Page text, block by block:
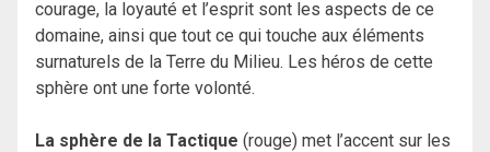
courage, la loyauté et l’esprit sont les aspects de ce
domaine, ainsi que tout ce qui touche aux éléments
surnaturels de la Terre du Milieu. Les héros de cette
sphère ont une forte volonté.
La sphère de la Tactique (rouge) met l’accent sur les